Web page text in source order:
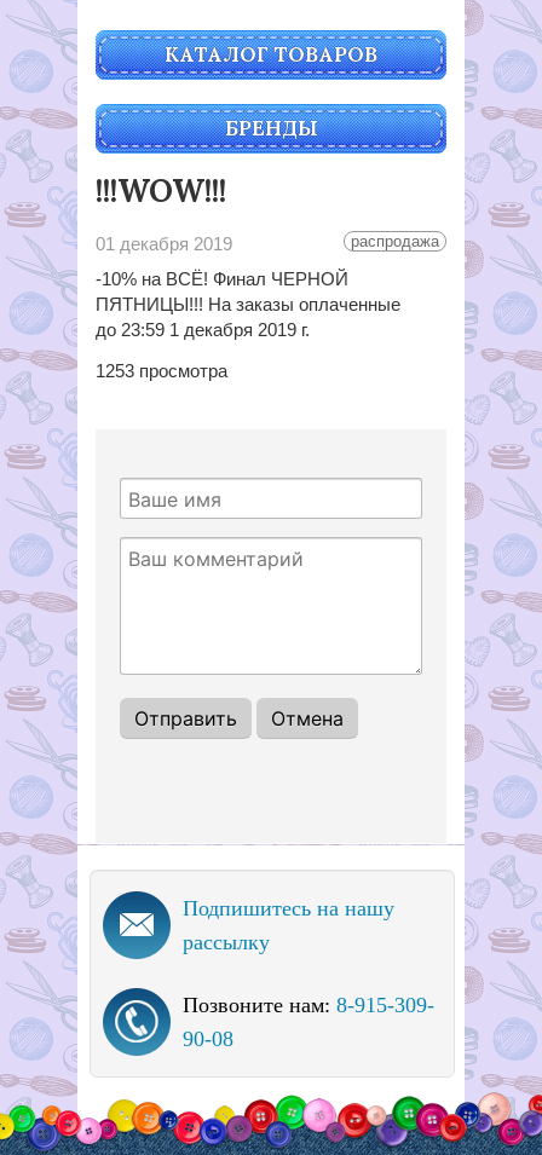
КАТАЛОГ ТОВАРОВ
БРЕНДЫ
!!!WOW!!!
01 декабря 2019 распродажа
-10% на ВСЁ! Финал ЧЕРНОЙ
ПЯТНИЦЫ!!! На заказы оплаченные
до 23:59 1 декабря 2019 г.
1253 просмотра
Подпишитесь на нашу
рассылку
Позвоните нам: 8-915-309-
90-08